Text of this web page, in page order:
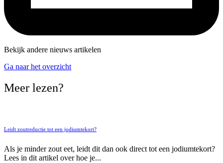
Bekijk andere nieuws artikelen
Ga naar het overzicht
Meer lezen?
Leidt zoutreductie tot een jodiumtekort?
Als je minder zout eet, leidt dit dan ook direct tot een jodiumtekort?
Lees in dit artikel over hoe je...